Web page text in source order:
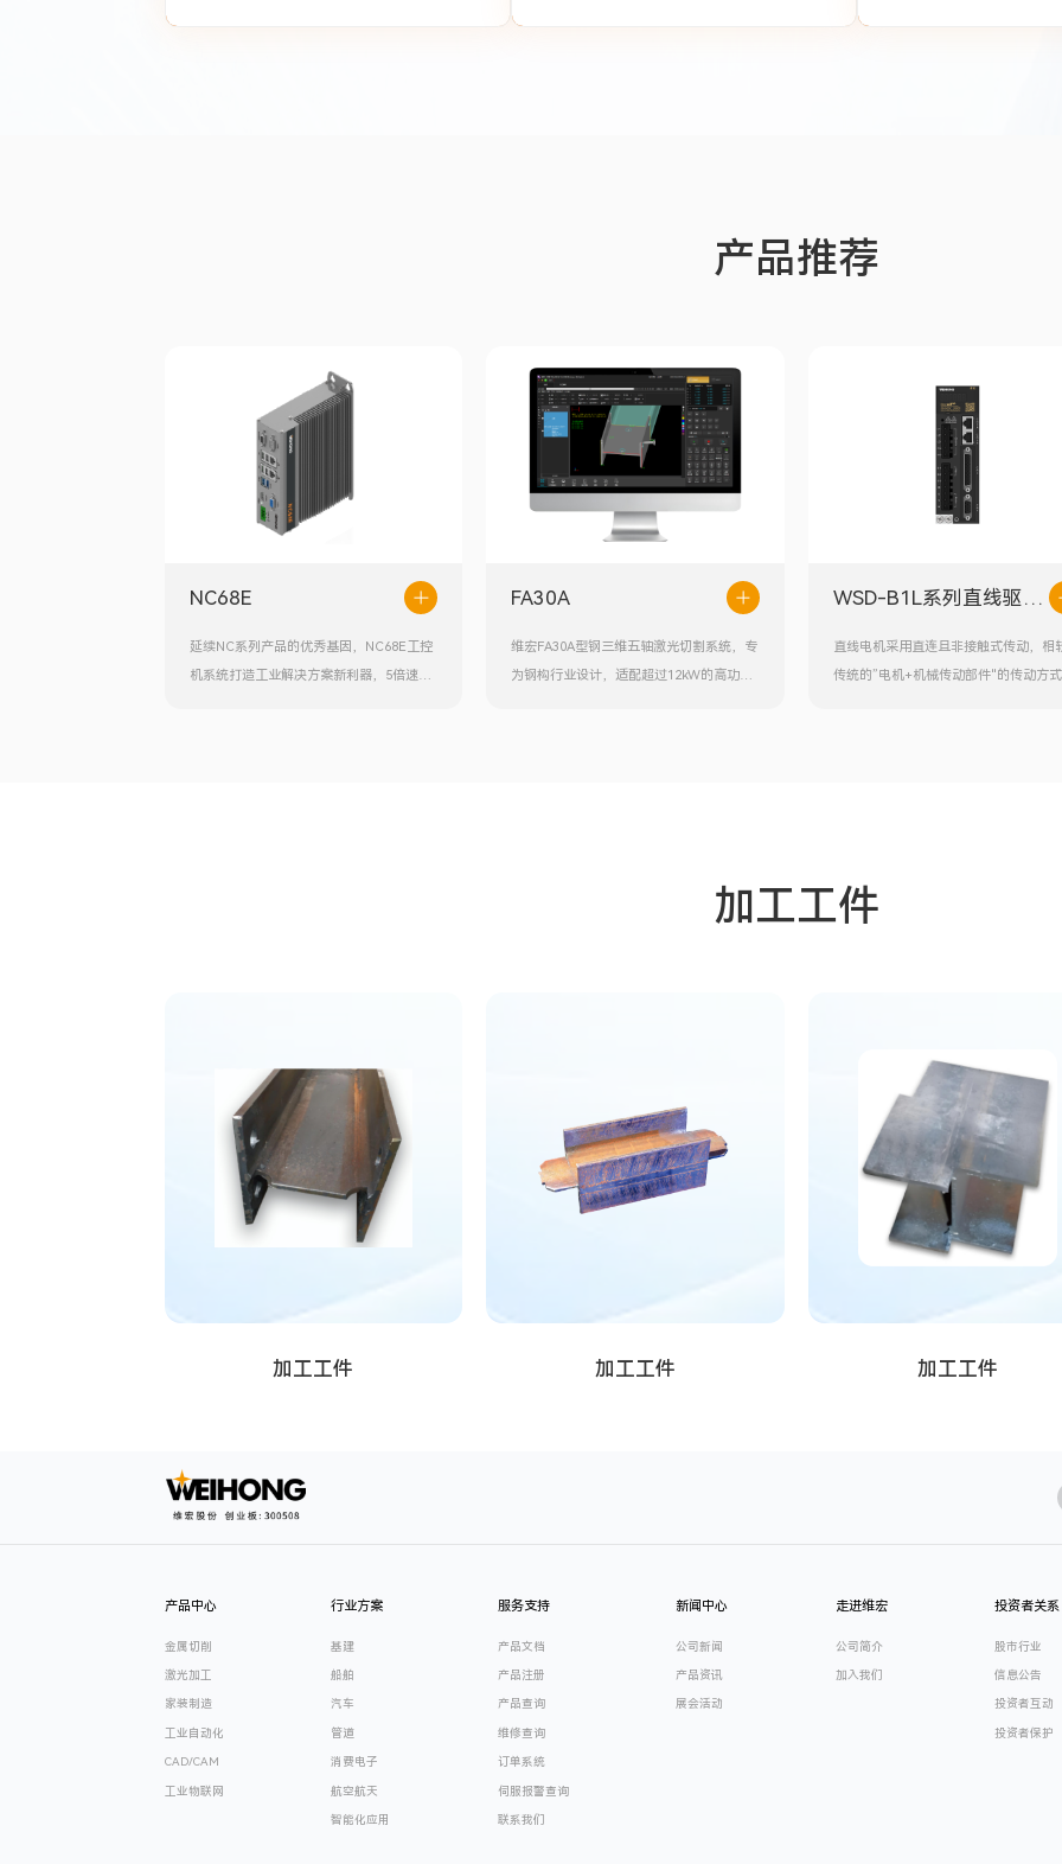
产品推荐
NC68E
延续NC系列产品的优秀基因，NC68E工控
机系统打造工业解决方案新利器，5倍速度
FA30A
维宏FA30A型钢三维五轴激光切割系统，专
为钢构行业设计，适配超过12kW的高功率
WSD-B1L系列直线驱动
直线电机采用直连且非接触式传动，相
传统的”电机+机械传动部件"的传动方
加工工件
加工工件 加工工件 加工工件
产品中心
金属切削
激光加工
家装制造
工业自动化
CAD/CAM
工业物联网
行业方案
基建
船舶
汽车
管道
消费电子
航空航天
智能化应用
服务支持
产品文档
产品注册
产品查询
维修查询
订单系统
伺服报警查询
联系我们
新闻中心
公司新闻
产品资讯
展会活动
走进维宏
公司简介
加入我们
投资者关系
股市行业
信息公告
投资者互动
投资者保护